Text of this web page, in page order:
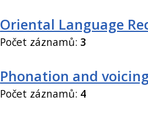
Oriental Language
Počet záznamů: 3
Phonation and
Počet záznamů: 4